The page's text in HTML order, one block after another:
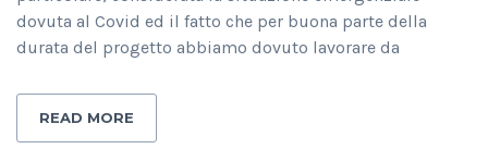
dovuta al Covid ed il fatto che per buona parte della
durata del progetto abbiamo dovuto lavorare da
READ MORE